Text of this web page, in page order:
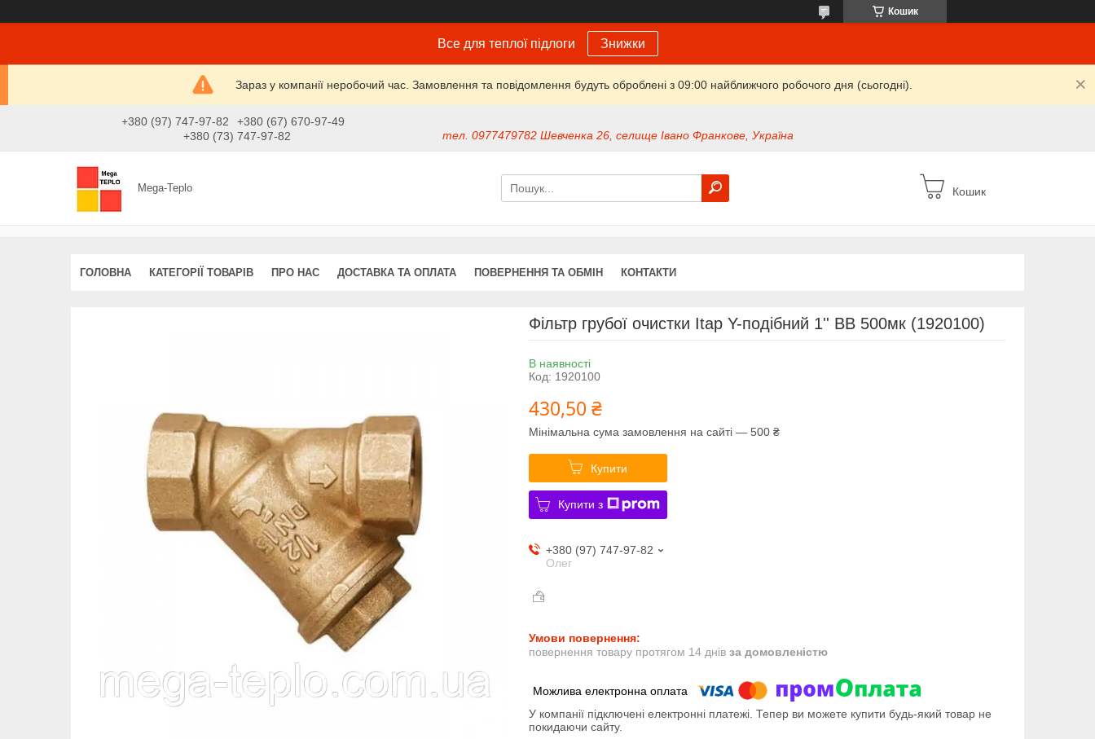
Кошик
Все для теплої підлоги Знижки
Зараз у компанії неробочий час. Замовлення та повідомлення будуть оброблені з 09:00 найближчого робочого дня (сьогодні).
+380 (97) 747-97-82
+380 (67) 670-97-49
+380 (73) 747-97-82
тел. 0977479782 Шевченка 26, селище Івано Франкове, Україна
Mega-Teplo Кошик
ГОЛОВНА КАТЕГОРІЇ ТОВАРІВ ПРО НАС ДОСТАВКА ТА ОПЛАТА ПОВЕРНЕННЯ ТА ОБМІН КОНТАКТИ
Фільтр грубої очистки Itap Y-подібний 1'' BB 500мк (1920100)
В наявності
Код: 1920100
430,50 ₴
Мінімальна сума замовлення на сайті — 500 ₴
Купити
Купити з
+380 (97) 747-97-82
Олег
повернення товару протягом 14 днів за домовленістю
У компанії підключені електронні платежі. Тепер ви можете купити будь-який товар не
покидаючи сайту.